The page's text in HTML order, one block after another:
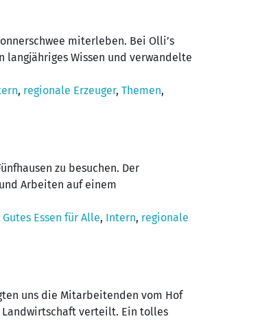
miterleben. Bei Olli’s
Wissen und verwandelte
, regionale Erzeuger, Themen,
zu besuchen. Der
Arbeiten auf einem
Gutes Essen für Alle, Intern, regionale
uns die Mitarbeitenden vom Hof
Landwirtschaft verteilt. Ein tolles